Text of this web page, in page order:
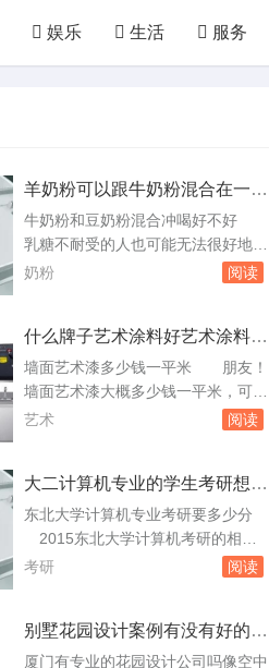
娱乐 生活 服务
羊奶粉可以跟牛奶粉混合在一起
喂宝宝吗
牛奶粉和豆奶粉混合冲喝好不好
乳糖不耐受的人也可能无法很好地消
化牛奶粉。过敏风险：牛奶和大豆都
牛奶粉和豆奶粉是否可以混合冲喝，
以及这种做法是否健康，主要取决于
个人的身体状况和营养需求。如果您
考虑尝试这种混合饮品，建议先咨。
奶粉 阅读
什么牌子艺术涂料好艺术涂料多
少钱一平米
墙面艺术漆多少钱一平米 朋友！
墙面艺术漆大概多少钱一平米，可以
到当地实体店面了解，也可以先找找
百多到五百多一方，可能产品及当地
施工的不同价格有所浮动。想了解一
下艺术涂料哪种品牌比较好 我建
议你试=一=试用名斯卡纳这个牌
艺术 阅读
大二计算机专业的学生考研想回
江苏江苏哪个大学好
东北大学计算机专业考研要多少分
2015东北大学计算机考研的相关
信息一、考研分数线以下是2014年
计算机考研科目1、英语2、政治3、
数学4、计算机专业综合基础——含
考研 阅读
别墅花园设计案例有没有好的推
荐
厦门有专业的花园设计公司吗像空中